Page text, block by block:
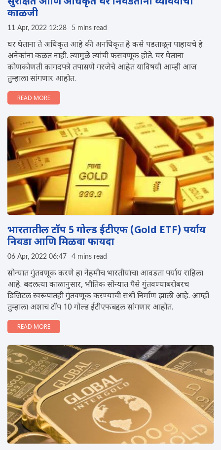
काळजी
11 Apr, 2022 12:28 5 mins read
घर घेताना ते अधिकृत आहे की अनधिकृत हे कसे पडताळून पाहायचे हे
अनेकांना कळत नाही. त्यामुळे त्यांची फसवणूक होते. घर घेताना
कोणकोणती कागदपत्रे तपासणे गरजेचे आहेत याविषयी आम्ही आज
तुम्हाला सांगणार आहोत.
READ MORE
भारतातील टॉप 5 गोल्ड ईटीएफ (Gold ETF) पर्याय
निवडा आणि मिळवा फायदा
06 Apr, 2022 06:47 4 mins read
सोन्यात गुंतवणूक करणे हा नेहमीच भारतीयांचा आवडता पर्याय राहिला
आहे. बदलत्या काळानुसार, भौतिक सोन्यात पैसे गुंतवण्याबरोबरच
डिजिटल स्वरूपातही गुंतवणूक करण्याची संधी निर्माण झाली आहे. आम्ही
तुम्हाला अशाच टॉप 10 गोल्ड ईटीएफबद्दल सांगणार आहोत.
READ MORE